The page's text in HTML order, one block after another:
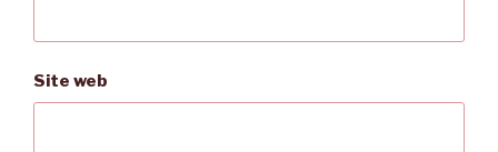
Site web